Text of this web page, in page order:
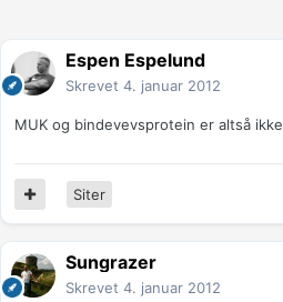
Espen Espelund
Skrevet 4. januar 2012
MUK og bindevevsprotein er altså
Siter
Sungrazer
Skrevet 4. januar 2012